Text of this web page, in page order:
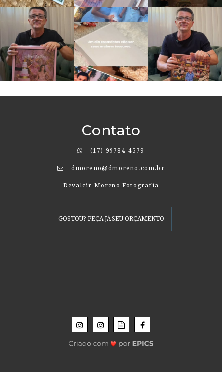
Contato
(17) 99784-4579
dmoreno@dmoreno.com.br
Devalcir Moreno Fotografia
GOSTOU? PEÇA JÁ SEU ORÇAMENTO